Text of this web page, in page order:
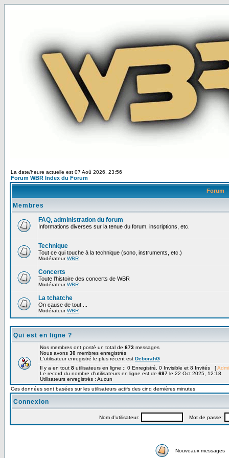
La date/heure actuelle est 07 Aoû 2026, 23:56
Forum WBR Index du Forum
Forum
Membres
FAQ, administration du forum
Informations diverses sur la tenue du forum, inscriptions, etc.
Technique
Tout ce qui touche à la technique (sono, instruments, etc.)
ModérateurWBR
Concerts
Toute l'histoire des concerts de WBR
ModérateurWBR
La tchatche
On cause de tout ...
ModérateurWBR
Qui est en ligne ?
Nos membres ont posté un total de 673 messages
Nous avons 30 membres enregistrés
L'utilisateur enregistré le plus récent est DeborahG
Il y a en tout 8 utilisateurs en ligne :: 0 Enregistré, 0 Invisible et 8 Invités [
Le record du nombre d'utilisateurs en ligne est de 697 le 22 Oct 2025, 12:18
Utilisateurs enregistrés : Aucun
Ces données sont basées sur les utilisateurs actifs des cinq dernières minutes
Connexion
Nom d'utilisateur: Mot de passe:
Nouveaux messages